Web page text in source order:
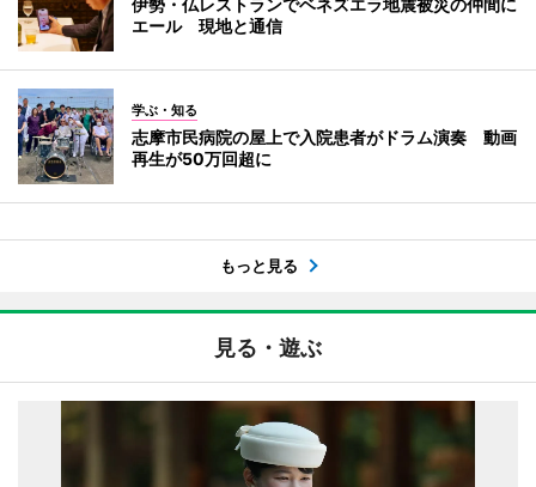
エール 現地と通信
学ぶ・知る
志摩市民病院の屋上で入院患者がドラム演奏 動画
再生が50万回超に
もっと見る
見る・遊ぶ